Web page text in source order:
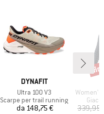
MARCHIO
DYNAFIT
Articolo
Ultra 100 V3
Gruppo di prodotti
Scarpe per trail running
Prezzo
da 148,75 €
Articolo
Women's
339,95